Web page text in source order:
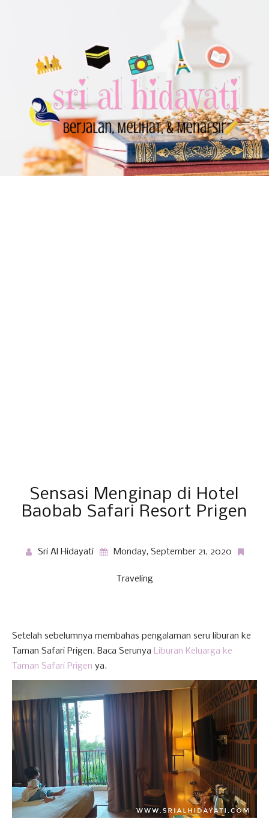
Sensasi Menginap di Hotel
Baobab Safari Resort Prigen
Sri Al Hidayati Monday, September 21, 2020
Traveling
Setelah sebelumnya membahas pengalaman seru liburan ke
Taman Safari Prigen. Baca Serunya Liburan Keluarga ke
Taman Safari Prigen ya.